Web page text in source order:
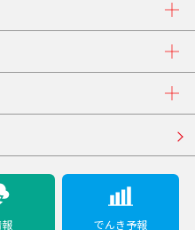
でんき予報